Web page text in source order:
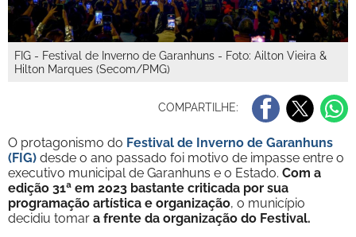
FIG - Festival de Inverno de Garanhuns - Foto: Ailton Vieira &
Hilton Marques (Secom/PMG)
COMPARTILHE:
O protagonismo do Festival de Inverno de Garanhuns
(FIG) desde o ano passado foi motivo de impasse entre o
executivo municipal de Garanhuns e o Estado. Com a
edição 31ª em 2023 bastante criticada por sua
programação artística e organização, o município
decidiu tomar a frente da organização do Festival.